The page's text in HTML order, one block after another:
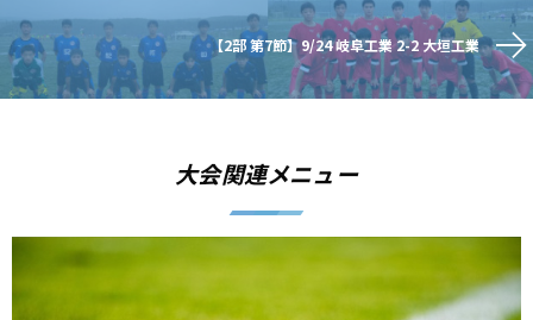
【2部 第7節】9/24 岐阜工業 2-2 大垣工業
大会関連メニュー